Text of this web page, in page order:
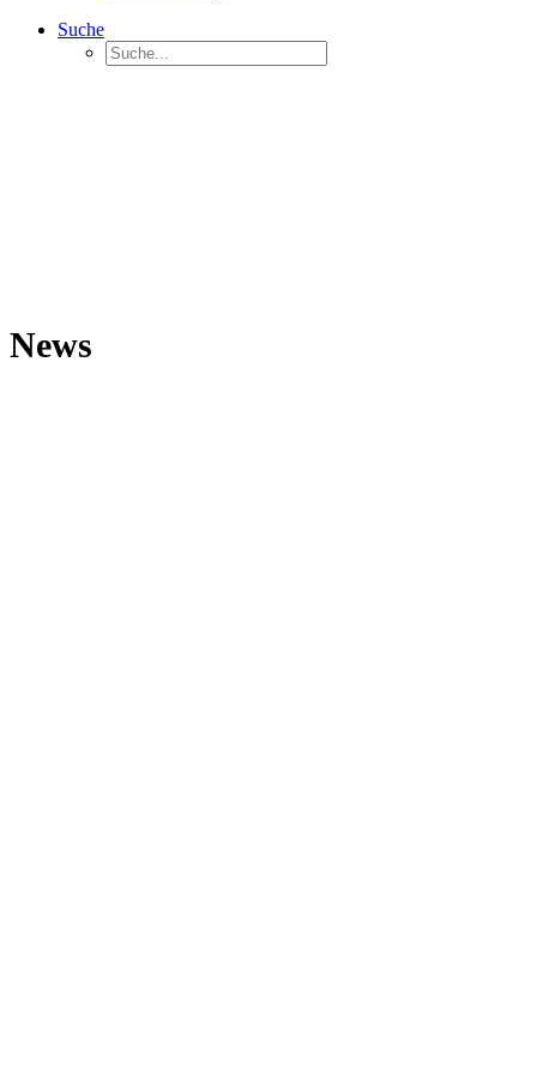
Suche
News